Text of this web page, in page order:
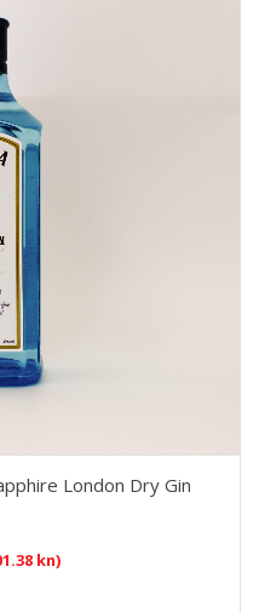
London Dry Gin
kn)